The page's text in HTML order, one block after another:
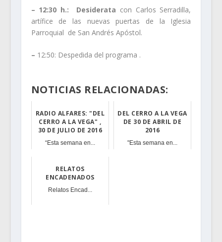
– 12:30 h.: Desiderata con Carlos Serradilla,
artífice de las nuevas puertas de la Iglesia
Parroquial de San Andrés Apóstol.
– 12:50: Despedida del programa .
NOTICIAS RELACIONADAS:
RADIO ALFARES: "DEL
CERRO A LA VEGA" ,
30 DE JULIO DE 2016
“Esta semana en...
DEL CERRO A LA VEGA
DE 30 DE ABRIL DE
2016
"Esta semana en...
RELATOS
ENCADENADOS
Relatos Encad...